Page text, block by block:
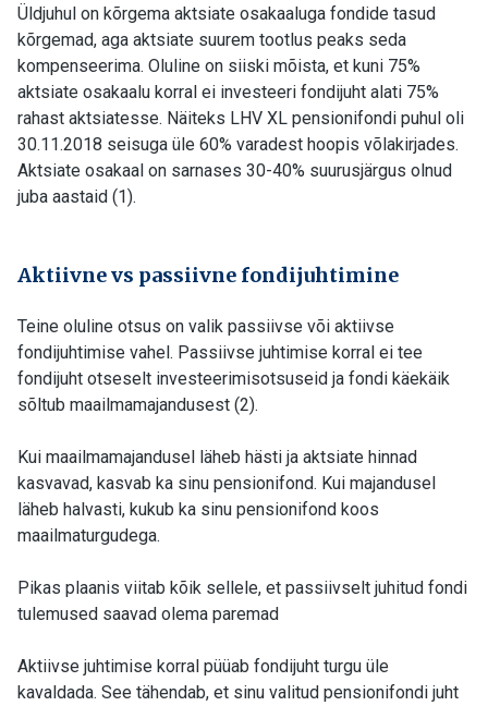
Üldjuhul on kõrgema aktsiate osakaaluga fondide tasud
kõrgemad, aga aktsiate suurem tootlus peaks seda
kompenseerima. Oluline on siiski mõista, et kuni 75%
aktsiate osakaalu korral ei investeeri fondijuht alati 75%
rahast aktsiatesse. Näiteks LHV XL pensionifondi puhul oli
30.11.2018 seisuga üle 60% varadest hoopis võlakirjades.
Aktsiate osakaal on sarnases 30-40% suurusjärgus olnud
juba aastaid (1).
Aktiivne vs passiivne fondijuhtimine
Teine oluline otsus on valik passiivse või aktiivse
fondijuhtimise vahel. Passiivse juhtimise korral ei tee
fondijuht otseselt investeerimisotsuseid ja fondi käekäik
sõltub maailmamajandusest (2).
Kui maailmamajandusel läheb hästi ja aktsiate hinnad
kasvavad, kasvab ka sinu pensionifond. Kui majandusel
läheb halvasti, kukub ka sinu pensionifond koos
maailmaturgudega.
Pikas plaanis viitab kõik sellele, et passiivselt juhitud fondi
tulemused saavad olema paremad
Aktiivse juhtimise korral püüab fondijuht turgu üle
kavaldada. See tähendab, et sinu valitud pensionifondi juht